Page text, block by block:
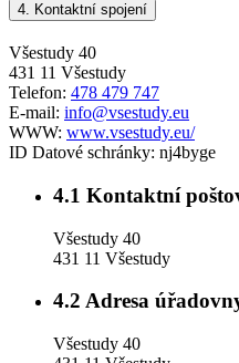
4. Kontaktní spojení
Všestudy 40
431 11 Všestudy
Telefon: 478 479 747
E-mail: info@vsestudy.eu
WWW: www.vsestudy.eu/
ID Datové schránky: nj4byge
4.1 Kontaktní
Všestudy 40
431 11 Všestudy
4.2 Adresa
Všestudy 40